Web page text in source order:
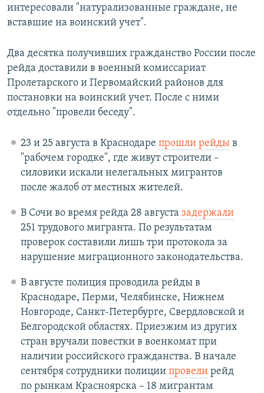
интересовали "натурализованные граждане, не
вставшие на воинский учет".
Два десятка получивших гражданство России после
рейда доставили в военный комиссариат
Пролетарского и Первомайский районов для
постановки на воинский учет. После с ними
отдельно "провели беседу".
23 и 25 августа в Краснодаре прошли рейдыв
"рабочем городке", где живут строители –
силовики искали нелегальных мигрантов
после жалоб от местных жителей.
В Сочи во время рейда 28 августа задержали
251 трудового мигранта. По результатам
проверок составили лишь три протокола за
нарушение миграционного законодательства.
В августе полиция проводила рейды в
Краснодаре, Перми, Челябинске, Нижнем
Новгороде, Санкт-Петербурге, Свердловской и
Белгородской областях. Приезжим из других
стран вручали повестки в военкомат при
наличии российского гражданства. В начале
сентября сотрудники полиции провелирейд
по рынкам Красноярска – 18 мигрантам